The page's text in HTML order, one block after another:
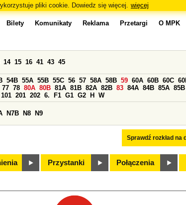
pliki cookie. Dowiedz się więcej. więcej
Bilety Komunikaty Reklama Przetargi O MPK
Sprawdź rozkład na
14 15 16 41 43 45
54B 55A 55B 55C 56 57 58A 58B 59 60A 60B 60C
77 78 80A 80B 81A 81B 82A 82B 83 84A 84B 85A 85B
101 201 202 6. F1 G1 G2 H W
N7B N8 N9
Przystanki Połączenia